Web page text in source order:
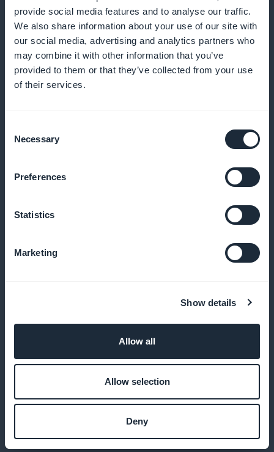
provide social media features and to analyse our traffic.
We also share information about your use of our site with
our social media, advertising and analytics partners who
may combine it with other information that you’ve
provided to them or that they’ve collected from your use
of their services.
Selection
Necessary
Preferences
Statistics
Marketing
Show details
Allow all
Allow selection
Deny
Köp nu från listan
Aktivera snabbköp för dina modeller utan att gå
igenom produktbladet
Meddela dina kunder så snart en ny klocka finns
Anpassade kupongkoder
Erbjuda rabatter baserade på köphistorik eller
Applikation i din bild
Publicera din app under ditt varumärke, utan någon
hänvisning till en tredjepartsplattform
Påminnelse om väntande order